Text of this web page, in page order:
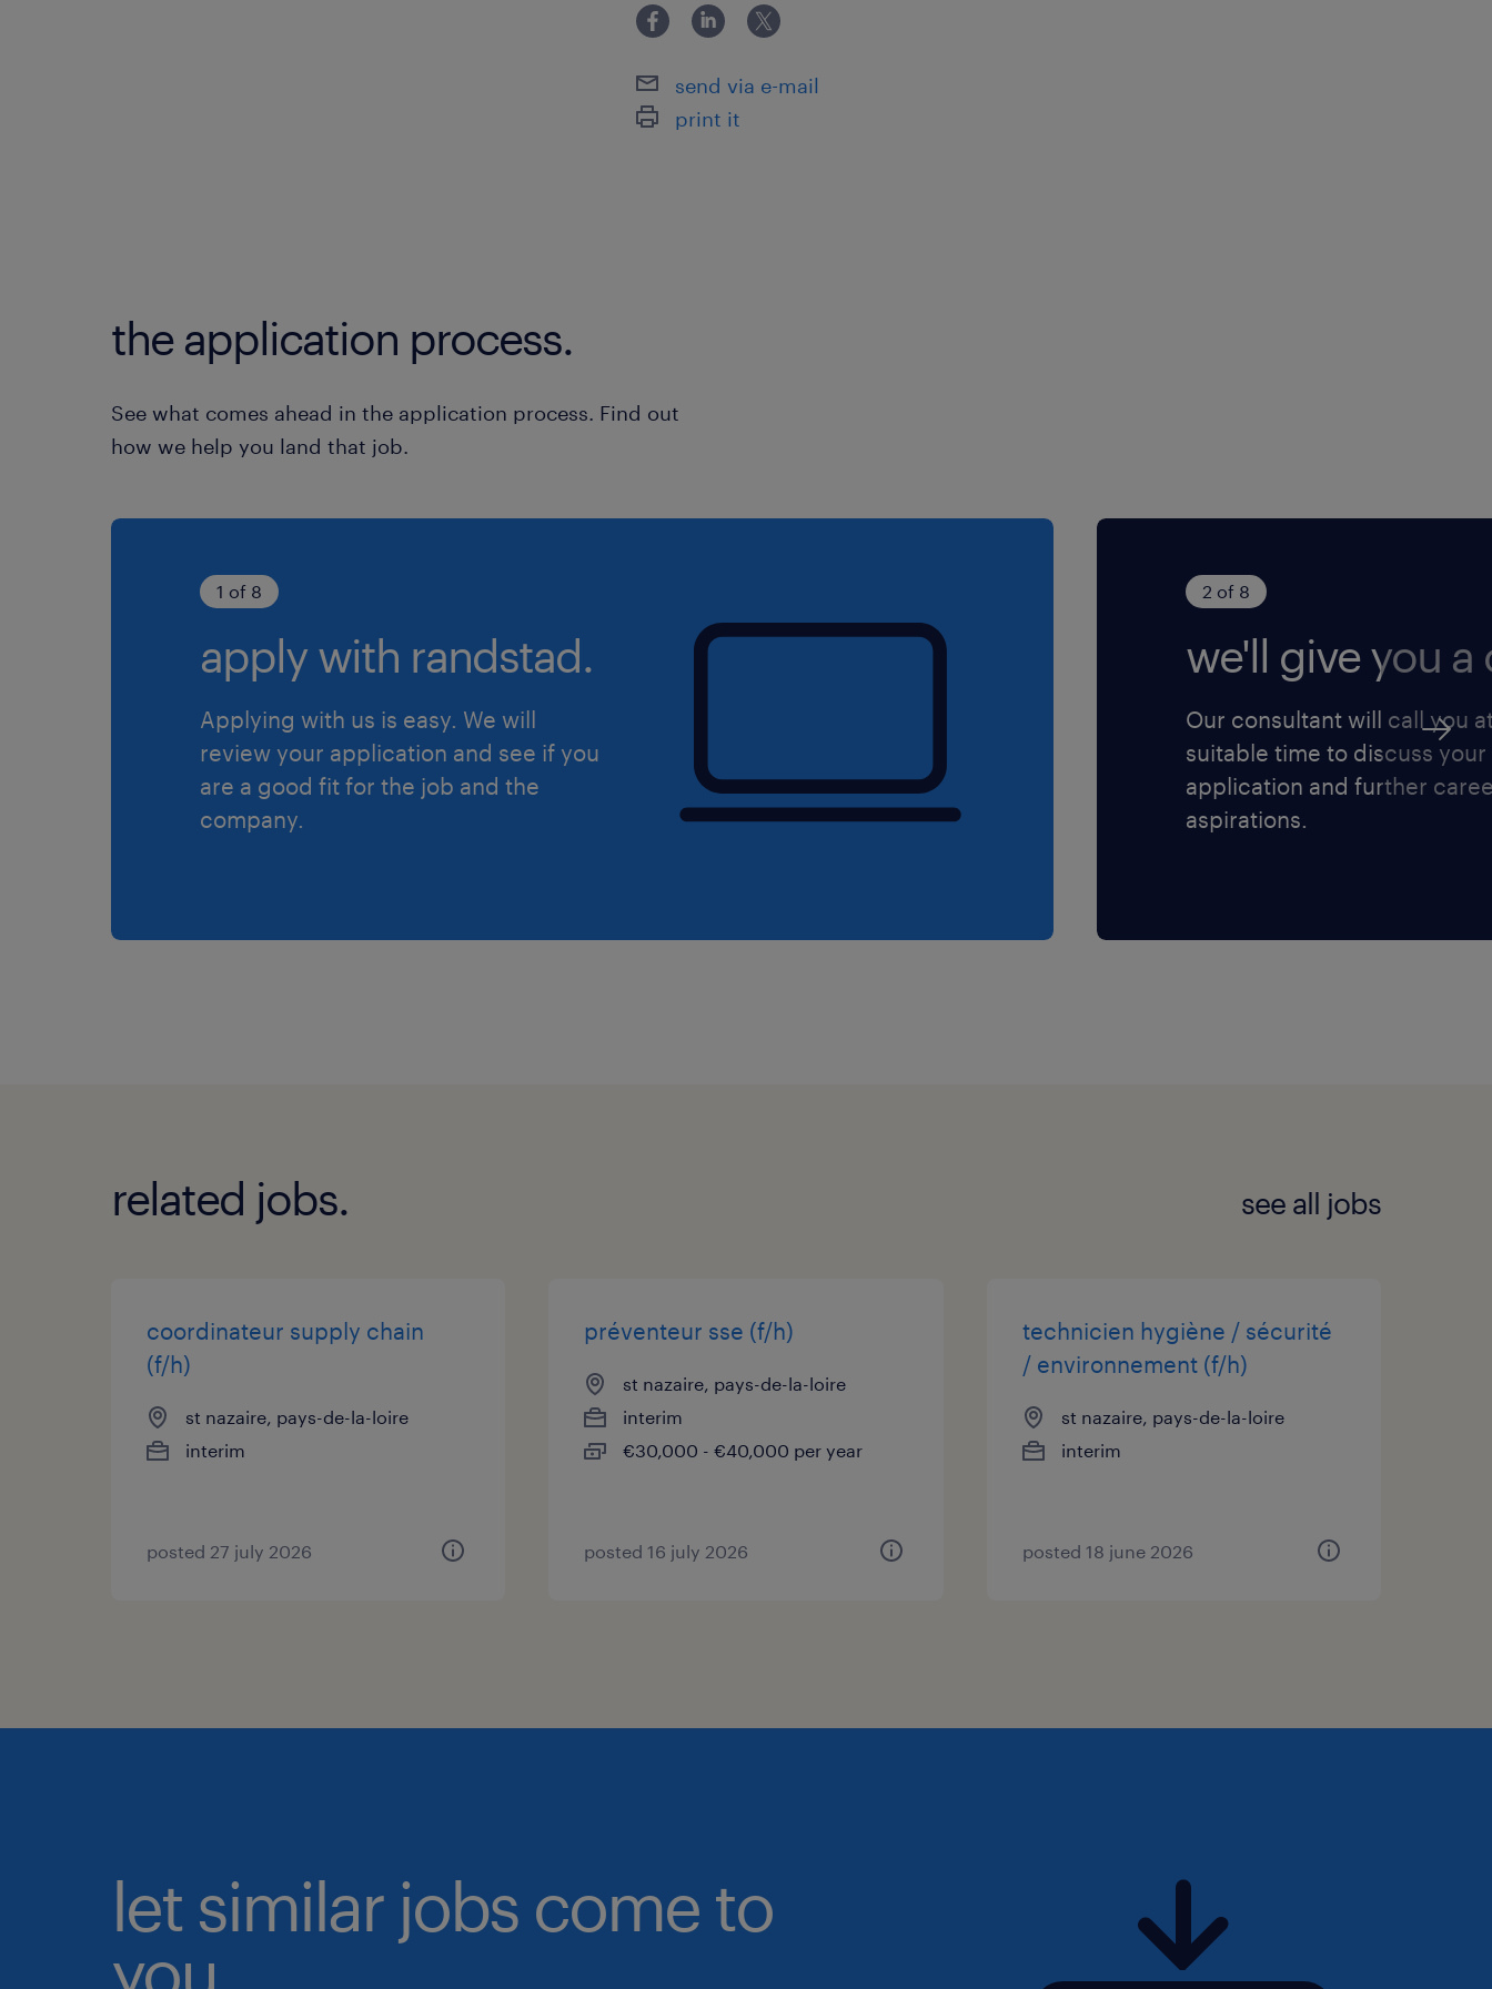
send via e-mail
print it
the application process.
See what comes ahead in the application process. Find out
how we help you land that job.
1 of 8
apply with randstad.
Applying with us is easy. We will
review your application and see if you
are a good fit for the job and the
company.
2 of 8
we'll give you a
Our consultant will call you
suitable time to discuss your
application and further
aspirations.
related jobs. see all jobs
coordinateur supply chain
(f/h)
st nazaire, pays-de-la-loire
interim
posted 27 july 2026
préventeur sse (f/h)
st nazaire, pays-de-la-loire
interim
€30,000 - €40,000 per year
posted 16 july 2026
technicien hygiène / sécurité
/ environnement (f/h)
st nazaire, pays-de-la-loire
interim
posted 18 june 2026
let similar jobs come to
you